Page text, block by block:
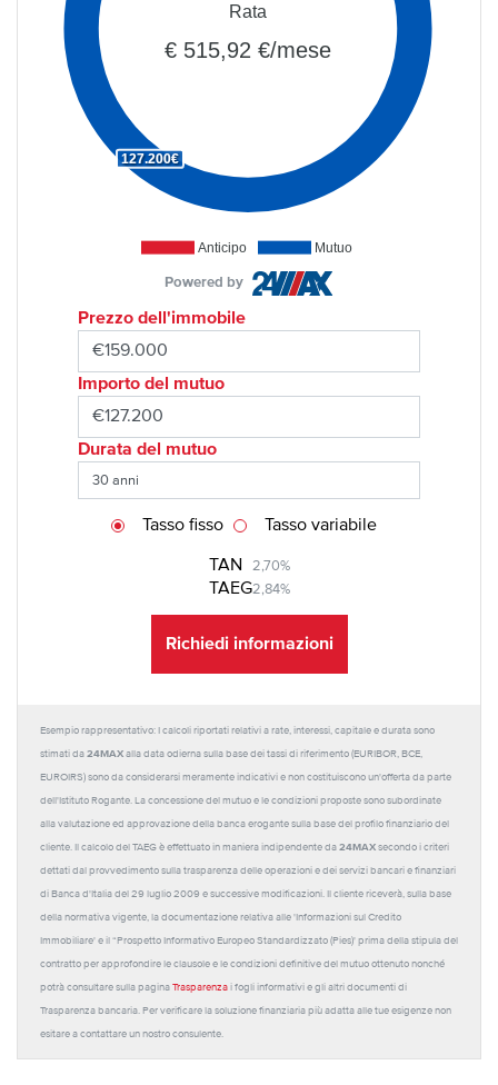
Anticipo Mutuo
127.200€
Rata
€ 515,92 €/mese
Powered by
Prezzo dell'immobile
Importo del mutuo
Durata del mutuo
TAN 2,70%
TAEG2,84%
Tasso fisso Tasso variabile
Richiedi informazioni
Esempio rappresentativo: I calcoli riportati relativi a rate, interessi, capitale e durata sono
stimati da 24MAX alla data odierna sulla base dei tassi di riferimento (EURIBOR, BCE,
EUROIRS) sono da considerarsi meramente indicativi e non costituiscono un'offerta da parte
dell'Istituto Rogante. La concessione del mutuo e le condizioni proposte sono subordinate
alla valutazione ed approvazione della banca erogante sulla base del profilo finanziario del
cliente. Il calcolo del TAEG è effettuato in maniera indipendente da 24MAX secondo i criteri
dettati dal provvedimento sulla trasparenza delle operazioni e dei servizi bancari e finanziari
di Banca d'Italia del 29 luglio 2009 e successive modificazioni. Il cliente riceverà, sulla base
della normativa vigente, la documentazione relativa alle 'Informazioni sul Credito
Immobiliare' e il “Prospetto Informativo Europeo Standardizzato (Pies)' prima della stipula del
contratto per approfondire le clausole e le condizioni definitive del mutuo ottenuto nonché
potrà consultare sulla pagina Trasparenza i fogli informativi e gli altri documenti di
Trasparenza bancaria. Per verificare la soluzione finanziaria più adatta alle tue esigenze non
esitare a contattare un nostro consulente.